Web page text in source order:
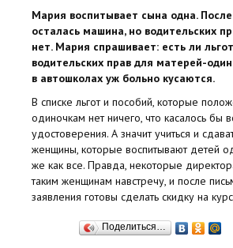
Мария воспитывает сына одна.
осталась машина, но водительских
нет. Мария спрашивает: есть ли
водительских прав для матерей-
в автошколах уж больно кусаются.
В списке льгот и пособий, которые
одиночкам нет ничего, что касалось бы
удостоверения. А значит учиться и
женщины, которые воспитывают детей
же как все. Правда, некоторые
таким женщинам навстречу, и после
заявления готовы сделать скидку на
Поделиться…